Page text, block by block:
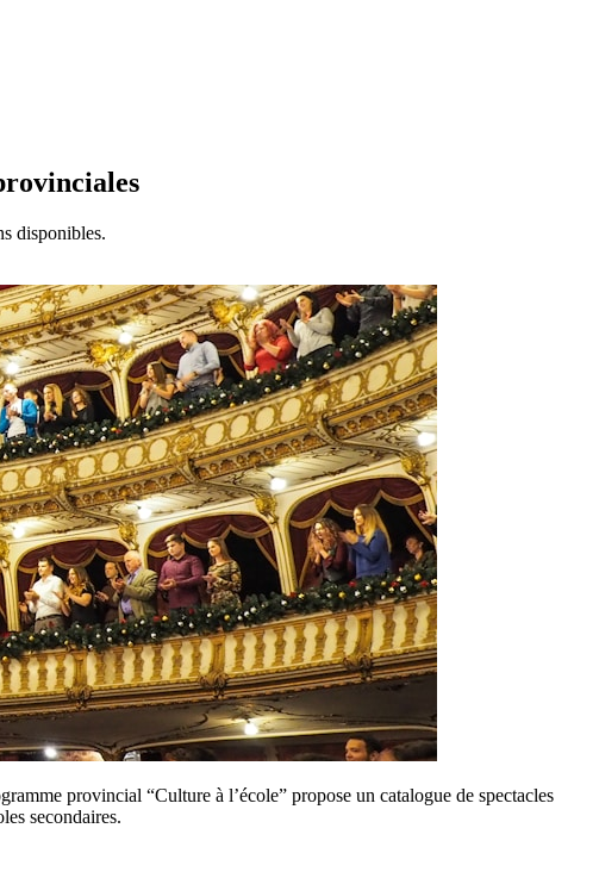
disponibles.
provincial “Culture à l’école” propose un catalogue de spectacles
secondaires.